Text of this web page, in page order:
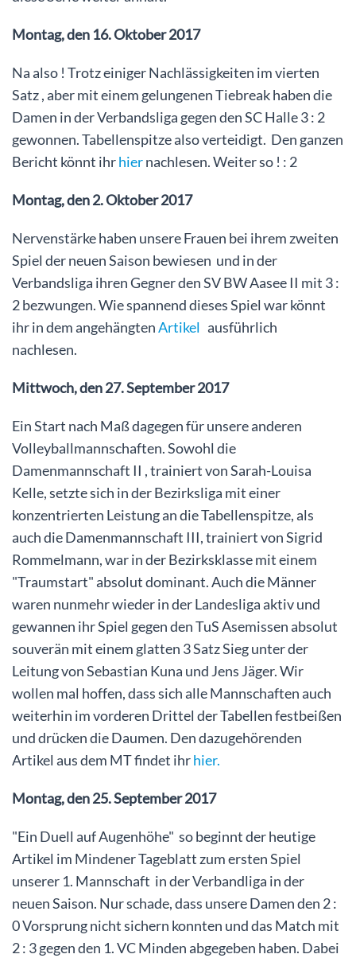
Montag, den 16. Oktober 2017
Na also ! Trotz einiger Nachlässigkeiten im vierten
Satz , aber mit einem gelungenen Tiebreak haben die
Damen in der Verbandsliga gegen den SC Halle 3 : 2
gewonnen. Tabellenspitze also verteidigt. Den ganzen
Bericht könnt ihrhiernachlesen. Weiter so ! : 2
Montag, den 2. Oktober 2017
Nervenstärke haben unsere Frauen bei ihrem zweiten
Spiel der neuen Saison bewiesen und in der
Verbandsliga ihren Gegner den SV BW Aasee II mit 3 :
2 bezwungen. Wie spannend dieses Spiel war könnt
ihr in dem angehängtenArtikel ausführlich
nachlesen.
Mittwoch, den 27. September 2017
Ein Start nach Maß dagegen für unsere anderen
Volleyballmannschaften. Sowohl die
Damenmannschaft II , trainiert von Sarah-Louisa
Kelle, setzte sich in der Bezirksliga mit einer
konzentrierten Leistung an die Tabellenspitze, als
auch die Damenmannschaft III, trainiert von Sigrid
Rommelmann, war in der Bezirksklasse mit einem
"Traumstart" absolut dominant. Auch die Männer
waren nunmehr wieder in der Landesliga aktiv und
gewannen ihr Spiel gegen den TuS Asemissen absolut
souverän mit einem glatten 3 Satz Sieg unter der
Leitung von Sebastian Kuna und Jens Jäger. Wir
wollen mal hoffen, dass sich alle Mannschaften auch
weiterhin im vorderen Drittel der Tabellen festbeißen
und drücken die Daumen. Den dazugehörenden
Artikel aus dem MT findet ihrhier.
Montag, den 25. September 2017
"Ein Duell auf Augenhöhe" so beginnt der heutige
Artikel im Mindener Tageblatt zum ersten Spiel
unserer 1. Mannschaft in der Verbandliga in der
neuen Saison. Nur schade, dass unsere Damen den 2 :
0 Vorsprung nicht sichern konnten und das Match mit
2 : 3 gegen den 1. VC Minden abgegeben haben. Dabei